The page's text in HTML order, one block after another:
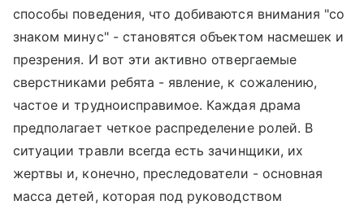
способы поведения, что добиваются внимания "со
знаком минус" - становятся объектом насмешек и
презрения. И вот эти активно отвергаемые
сверстниками ребята - явление, к сожалению,
частое и трудноисправимое. Каждая драма
предполагает четкое распределение ролей. В
ситуации травли всегда есть зачинщики, их
жертвы и, конечно, преследователи - основная
масса детей, которая под руководством